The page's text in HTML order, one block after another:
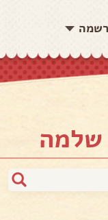
שלמה